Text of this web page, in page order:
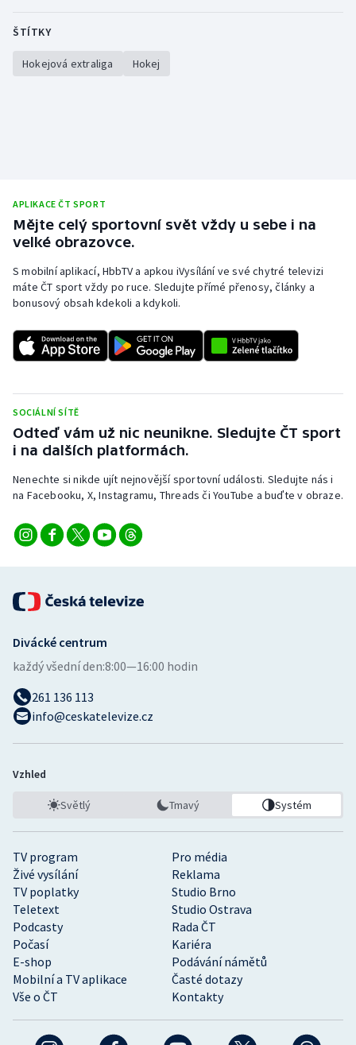
ŠTÍTKY
Hokejová extraliga Hokej
APLIKACE ČT SPORT
Mějte celý sportovní svět vždy u sebe i na
velké obrazovce.
S mobilní aplikací, HbbTV a apkou iVysílání ve své chytré televizi
máte ČT sport vždy po ruce. Sledujte přímé přenosy, články a
bonusový obsah kdekoli a kdykoli.
SOCIÁLNÍ SÍTĚ
Odteď vám už nic neunikne. Sledujte ČT sport
i na dalších platformách.
Nenechte si nikde ujít nejnovější sportovní události. Sledujte nás i
na Facebooku, X, Instagramu, Threads či YouTube a buďte v obraze.
TV program
Pro média
Živé vysílání
Reklama
TV poplatky
Studio Brno
Teletext
Studio Ostrava
Podcasty
Rada ČT
Počasí
Kariéra
E-shop
Podávání námětů
Mobilní a TV aplikace
Časté dotazy
Vše o ČT
Kontakty
Divácké centrum
každý všední den:8:00—16:00 hodin
261 136 113
info@ceskatelevize.cz
Vzhled
Světlý Tmavý Systém